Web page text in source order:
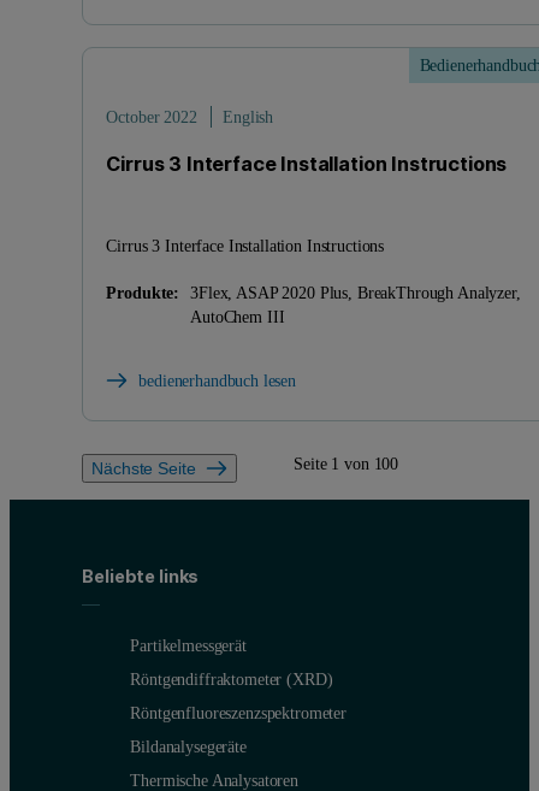
October 2022 English
Cirrus 3 Interface Installation Instructions
Cirrus 3 Interface Installation Instructions
Produkte:
3Flex, ASAP 2020 Plus, BreakThrough Analyzer,
AutoChem III
bedienerhandbuch lesen
Nächste Seite Seite 1 von 100
Beliebte links
Partikelmessgerät
Röntgendiffraktometer (XRD)
Röntgenfluoreszenzspektrometer
Bildanalysegeräte
Thermische Analysatoren